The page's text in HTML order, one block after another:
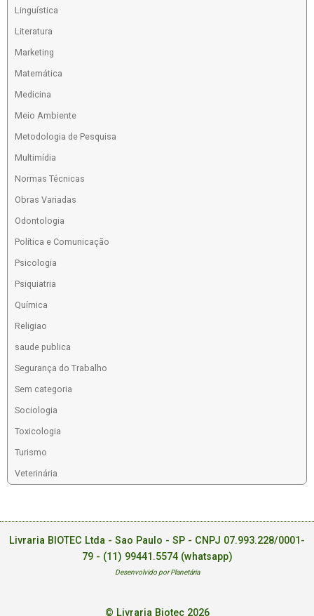
Linguística
Literatura
Marketing
Matemática
Medicina
Meio Ambiente
Metodologia de Pesquisa
Multimídia
Normas Técnicas
Obras Variadas
Odontologia
Política e Comunicação
Psicologia
Psiquiatria
Química
Religiao
saude publica
Segurança do Trabalho
Sem categoria
Sociologia
Toxicologia
Turismo
Veterinária
Livraria BIOTEC Ltda - Sao Paulo - SP - CNPJ 07.993.228/0001-
79 - (11) 99441.5574 (whatsapp)
Desenvolvido por Planetária
© Livraria Biotec 2026